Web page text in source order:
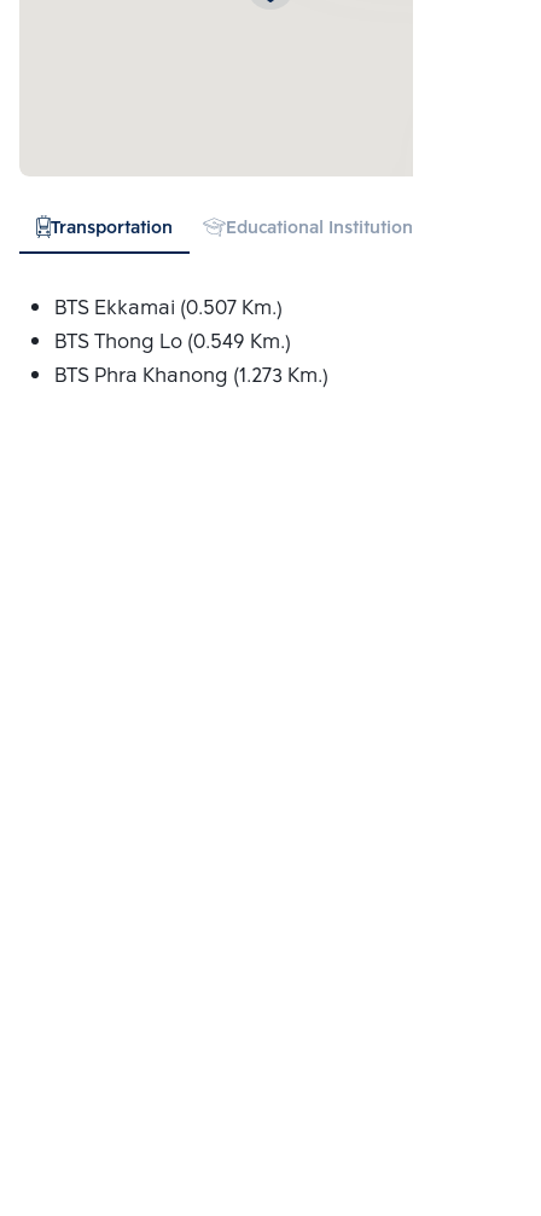
Transportation Educational Institution
BTS Ekkamai (0.507 Km.)
BTS Thong Lo (0.549 Km.)
BTS Phra Khanong (1.273 Km.)